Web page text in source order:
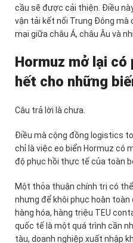
cầu sẽ được cải thiện. Điều
vận tải kết nối Trung Đông
mại giữa châu Á, châu Âu và
Hormuz mở lại có
hết cho những
Câu trả lời là chưa.
Điều mà cộng đồng logistics
chỉ là việc eo biển Hormuz có
độ phục hồi thực tế của toàn
Một thỏa thuận chính trị có
nhưng để khôi phục hoàn
hàng hóa, hàng triệu TEU
quốc tế là một quá trình cần
tàu, doanh nghiệp xuất nhập